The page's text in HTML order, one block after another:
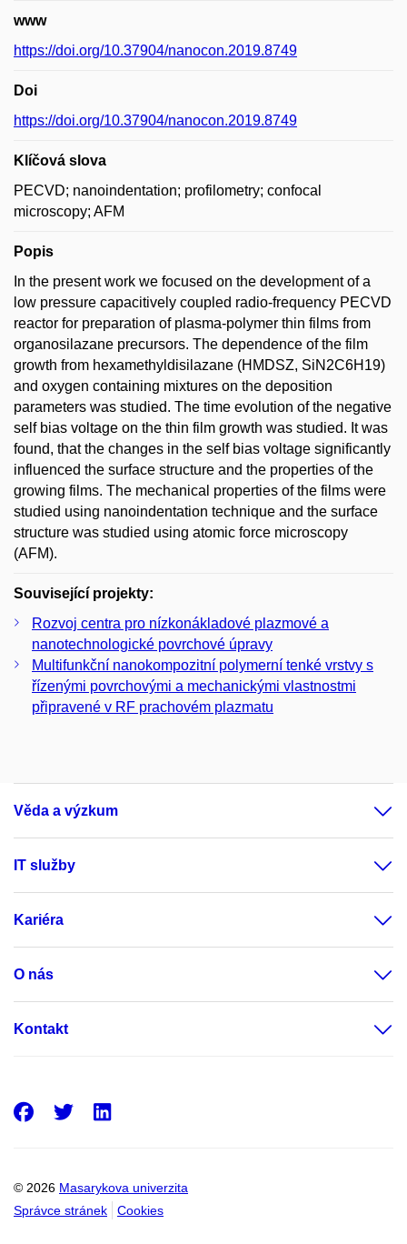
www
https://doi.org/10.37904/nanocon.2019.8749
Doi
https://doi.org/10.37904/nanocon.2019.8749
Klíčová slova
PECVD; nanoindentation; profilometry; confocal
microscopy; AFM
Popis
In the present work we focused on the development of a
low pressure capacitively coupled radio-frequency PECVD
reactor for preparation of plasma-polymer thin films from
organosilazane precursors. The dependence of the film
growth from hexamethyldisilazane (HMDSZ, SiN2C6H19)
and oxygen containing mixtures on the deposition
parameters was studied. The time evolution of the negative
self bias voltage on the thin film growth was studied. It was
found, that the changes in the self bias voltage significantly
influenced the surface structure and the properties of the
growing films. The mechanical properties of the films were
studied using nanoindentation technique and the surface
structure was studied using atomic force microscopy
(AFM).
Související projekty:
Rozvoj centra pro nízkonákladové plazmové a
nanotechnologické povrchové úpravy
Multifunkční nanokompozitní polymerní tenké vrstvy s
řízenými povrchovými a mechanickými vlastnostmi
připravené v RF prachovém plazmatu
Věda a výzkum
IT služby
Kariéra
O nás
Kontakt
© 2026 Masarykova univerzita
Správce stránek
Cookies
Facebook
Twitter